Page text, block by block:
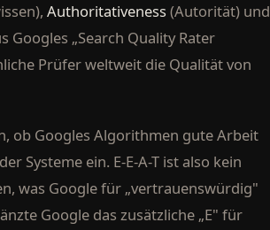
Authoritativeness(Autorität) und
Googles „Search Quality Rater
Prüfer weltweit die Qualität von
ob Googles Algorithmen gute Arbeit
Systeme ein. E-E-A-T ist also kein
was Google für „vertrauenswürdig"
Google das zusätzliche „E" für